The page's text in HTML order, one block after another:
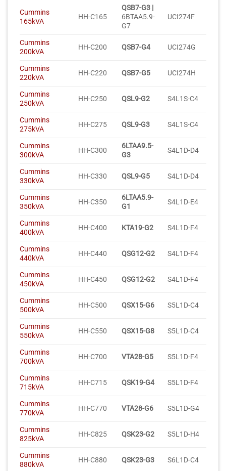
Cummins
165kVA
HH-C165
QSB7-G3 |
6BTAA5.9-
G7
UCI274F
Cummins
200kVA
HH-C200 QSB7-G4 UCI274G
Cummins
220kVA
HH-C220 QSB7-G5 UCI274H
Cummins
250kVA
HH-C250 QSL9-G2 S4L1S-C4
Cummins
275kVA
HH-C275 QSL9-G3 S4L1S-C4
Cummins
300kVA
HH-C300
6LTAA9.5-
G3
S4L1D-D4
Cummins
330kVA
HH-C330 QSL9-G5 S4L1D-D4
Cummins
350kVA
HH-C350
6LTAA5.9-
G1
S4L1D-E4
Cummins
400kVA
HH-C400 KTA19-G2 S4L1D-F4
Cummins
440kVA
HH-C440 QSG12-G2 S4L1D-F4
Cummins
450kVA
HH-C450 QSG12-G2 S4L1D-F4
Cummins
500kVA
HH-C500 QSX15-G6 S5L1D-C4
Cummins
550kVA
HH-C550 QSX15-G8 S5L1D-C4
Cummins
700kVA
HH-C700 VTA28-G5 S5L1D-F4
Cummins
715kVA
HH-C715 QSK19-G4 S5L1D-F4
Cummins
770kVA
HH-C770 VTA28-G6 S5L1D-G4
Cummins
825kVA
HH-C825 QSK23-G2 S5L1D-H4
Cummins
880kVA
HH-C880 QSK23-G3 S6L1D-C4